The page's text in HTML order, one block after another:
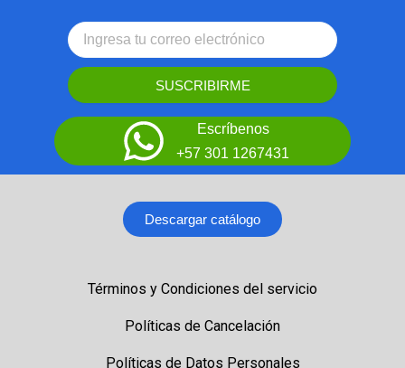
SUSCRIBIRME
Escríbenos
+57 301 1267431
Descargar catálogo
Términos y Condiciones del servicio
Políticas de Cancelación
Políticas de Datos Personales